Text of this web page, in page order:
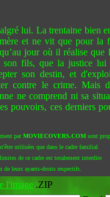
lui. La trentaine bien
et ne vit que pour la
jour où il réalise que
fils, que la justice lui
son destin, et
contre le crime. Mais
ne comprend ni sa
pouvoirs, ces derniers
parMOVIECOVERS.COMsont
utilisées que dans le cadre familial
de ce cadre est totalement interdite
de leurs ayants-droits respectifs.
l'image .ZIP